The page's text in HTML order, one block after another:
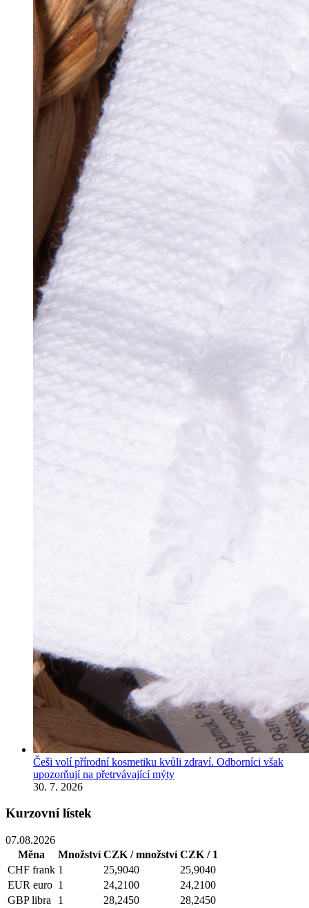
Češi volí přírodní kosmetiku kvůli zdraví. Odborníci však
upozorňují na přetrvávající mýty
30. 7. 2026
Kurzovní lístek
07.08.2026
Měna
Množství CZK / množství CZK / 1
CHF frank 1 25,9040
25,9040
EUR euro 1 24,2100
24,2100
GBP libra 1 28,2450
28,2450